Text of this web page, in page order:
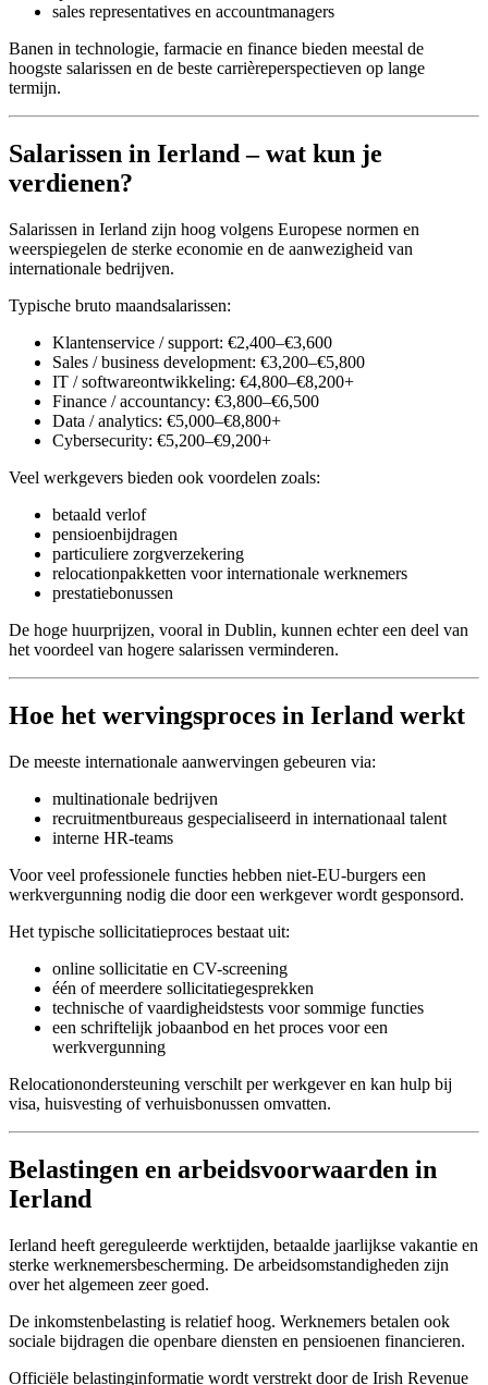
sales representatives en accountmanagers
Banen in technologie, farmacie en finance bieden meestal de
hoogste salarissen en de beste carrièreperspectieven op lange
termijn.
Salarissen in Ierland – wat kun je
verdienen?
Salarissen in Ierland zijn hoog volgens Europese normen en
weerspiegelen de sterke economie en de aanwezigheid van
internationale bedrijven.
Typische bruto maandsalarissen:
Klantenservice / support: €2,400–€3,600
Sales / business development: €3,200–€5,800
IT / softwareontwikkeling: €4,800–€8,200+
Finance / accountancy: €3,800–€6,500
Data / analytics: €5,000–€8,800+
Cybersecurity: €5,200–€9,200+
Veel werkgevers bieden ook voordelen zoals:
betaald verlof
pensioenbijdragen
particuliere zorgverzekering
relocationpakketten voor internationale werknemers
prestatiebonussen
De hoge huurprijzen, vooral in Dublin, kunnen echter een deel van
het voordeel van hogere salarissen verminderen.
Hoe het wervingsproces in Ierland werkt
De meeste internationale aanwervingen gebeuren via:
multinationale bedrijven
recruitmentbureaus gespecialiseerd in internationaal talent
interne HR-teams
Voor veel professionele functies hebben niet-EU-burgers een
werkvergunning nodig die door een werkgever wordt gesponsord.
Het typische sollicitatieproces bestaat uit:
online sollicitatie en CV-screening
één of meerdere sollicitatiegesprekken
technische of vaardigheidstests voor sommige functies
een schriftelijk jobaanbod en het proces voor een
werkvergunning
Relocationondersteuning verschilt per werkgever en kan hulp bij
visa, huisvesting of verhuisbonussen omvatten.
Belastingen en arbeidsvoorwaarden in
Ierland
Ierland heeft gereguleerde werktijden, betaalde jaarlijkse vakantie en
sterke werknemersbescherming. De arbeidsomstandigheden zijn
over het algemeen zeer goed.
De inkomstenbelasting is relatief hoog. Werknemers betalen ook
sociale bijdragen die openbare diensten en pensioenen financieren.
Officiële belastinginformatie wordt verstrekt door de Irish Revenue